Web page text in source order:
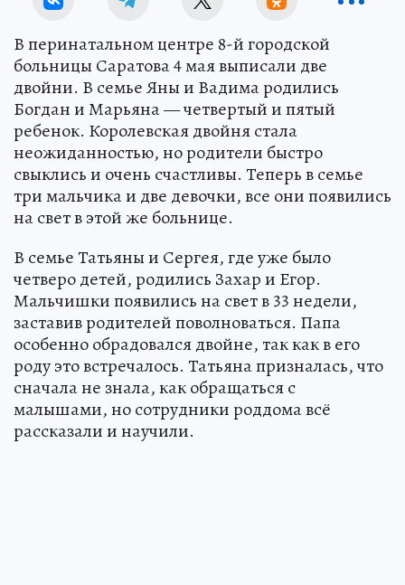
В перинатальном центре 8-й городской
больницы Саратова 4 мая выписали две
двойни. В семье Яны и Вадима родились
Богдан и Марьяна — четвертый и пятый
ребенок. Королевская двойня стала
неожиданностью, но родители быстро
свыклись и очень счастливы. Теперь в семье
три мальчика и две девочки, все они появились
на свет в этой же больнице.
В семье Татьяны и Сергея, где уже было
четверо детей, родились Захар и Егор.
Мальчишки появились на свет в 33 недели,
заставив родителей поволноваться. Папа
особенно обрадовался двойне, так как в его
роду это встречалось. Татьяна призналась, что
сначала не знала, как обращаться с
малышами, но сотрудники роддома всё
рассказали и научили.